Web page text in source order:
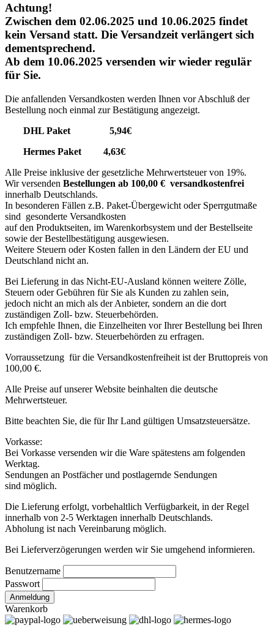
Achtung!
Zwischen dem 02.06.2025 und 10.06.2025 findet
kein Versand statt. Die Versandzeit verlängert sich
dementsprechend.
Ab dem 10.06.2025 versenden wir wieder regulär
für Sie.
Die anfallenden Versandkosten werden Ihnen vor Abschluß der
Bestellung noch einmal zur Bestätigung angezeigt.
DHL Paket 5,94€
Hermes Paket 4,63€
Alle Preise inklusive der gesetzliche Mehrwertsteuer von 19%.
Wir versenden Bestellungen ab 100,00 € versandkostenfrei
innerhalb Deutschlands.
In besonderen Fällen z.B. Paket-Übergewicht oder Sperrgutmaße
sind gesonderte Versandkosten
auf den Produktseiten, im Warenkorbsystem und der Bestellseite
sowie der Bestellbestätigung ausgewiesen.
Weitere Steuern oder Kosten fallen in den Ländern der EU und
Deutschland nicht an.
Bei Lieferung in das Nicht-EU-Ausland können weitere Zölle,
Steuern oder Gebühren für Sie als Kunden zu zahlen sein,
jedoch nicht an mich als der Anbieter, sondern an die dort
zuständigen Zoll- bzw. Steuerbehörden.
Ich empfehle Ihnen, die Einzelheiten vor Ihrer Bestellung bei Ihren
zuständigen Zoll- bzw. Steuerbehörden zu erfragen.
Vorraussetzung für die Versandkostenfreiheit ist der Bruttopreis von
100,00 €.
Alle Preise auf unserer Website beinhalten die deutsche
Mehrwertsteuer.
Bitte beachten Sie, die für Ihr Land gültigen Umsatzsteuersätze.
Vorkasse:
Bei Vorkasse versenden wir die Ware spätestens am folgenden
Werktag.
Sendungen an Postfächer und postlagernde Sendungen
sind möglich.
Die Lieferung erfolgt, vorbehaltlich Verfügbarkeit, in der Regel
innerhalb von 2-5 Werktagen innerhalb Deutschlands.
Abholung ist nach Vereinbarung möglich.
Bei Lieferverzögerungen werden wir Sie umgehend informieren.
Benutzername
Passwort
Warenkorb